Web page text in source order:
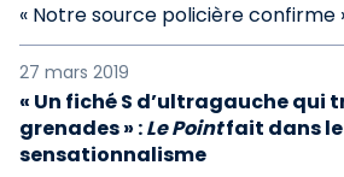
« Notre source policière confirme
27 mars 2019
« Un fiché S d’ultragauche
grenades » :Le Pointfait dans le
sensationnalisme